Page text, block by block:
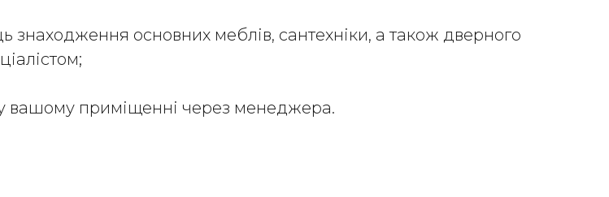
знаходження основних меблів, сантехніки, а також дверного
у вашому приміщенні через менеджера.